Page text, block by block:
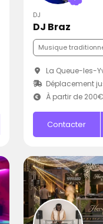
DJ
DJ Braz
Musique
La Queue-les-
Déplacement
À partir de 200€
Contacter